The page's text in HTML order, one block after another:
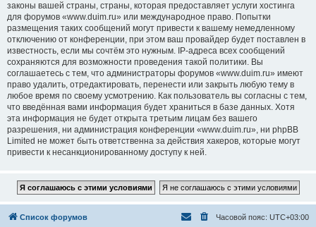
законы вашей страны, страны, которая предоставляет услуги хостинга
для форумов «www.duim.ru» или международное право. Попытки
размещения таких сообщений могут привести к вашему немедленному
отключению от конференции, при этом ваш провайдер будет поставлен в
известность, если мы сочтём это нужным. IP-адреса всех сообщений
сохраняются для возможности проведения такой политики. Вы
соглашаетесь с тем, что администраторы форумов «www.duim.ru» имеют
право удалить, отредактировать, перенести или закрыть любую тему в
любое время по своему усмотрению. Как пользователь вы согласны с тем,
что введённая вами информация будет храниться в базе данных. Хотя
эта информация не будет открыта третьим лицам без вашего
разрешения, ни администрация конференции «www.duim.ru», ни phpBB
Limited не может быть ответственна за действия хакеров, которые могут
привести к несанкционированному доступу к ней.
Список форумов Часовой пояс: UTC+03:00